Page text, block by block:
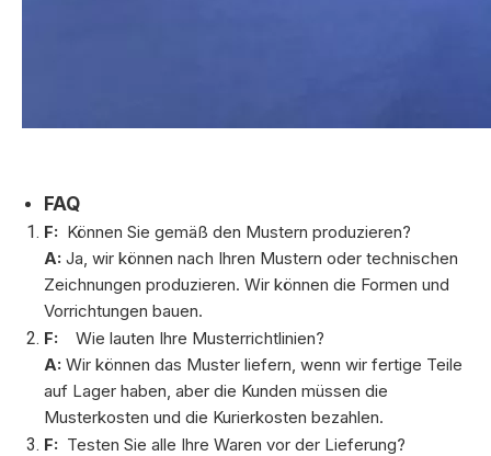
FAQ
F: Können Sie gemäß den Mustern produzieren?
A: Ja, wir können nach Ihren Mustern oder technischen
Zeichnungen produzieren. Wir können die Formen und
Vorrichtungen bauen.
F:
Wie lauten Ihre Musterrichtlinien?
A: Wir können das Muster liefern, wenn wir fertige Teile
auf Lager haben, aber die Kunden müssen die
Musterkosten und die Kurierkosten bezahlen.
F: Testen Sie alle Ihre Waren vor der Lieferung?